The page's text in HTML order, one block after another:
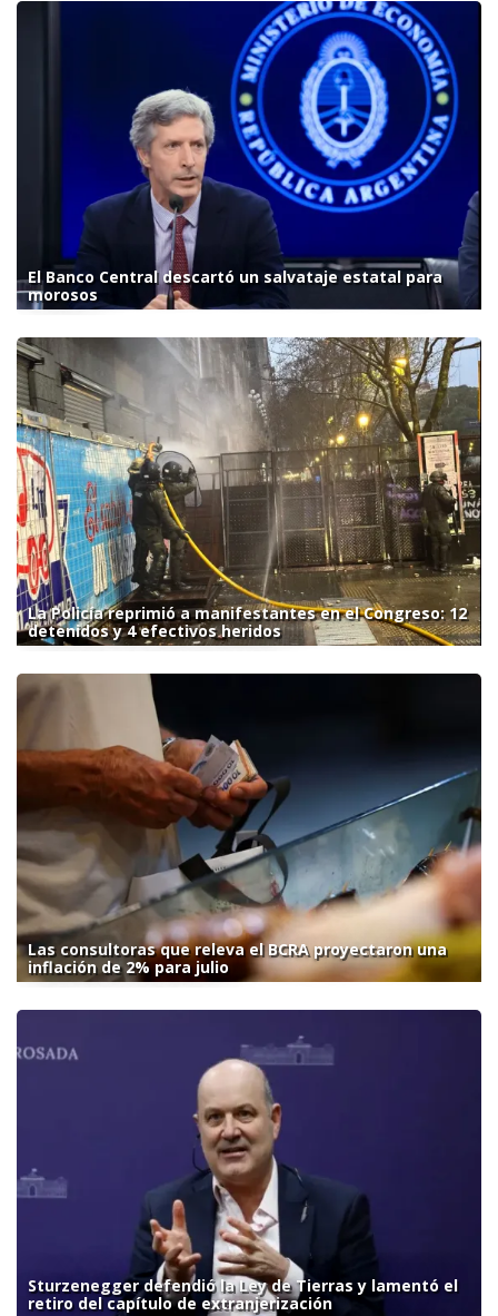
El Banco Central descartó un salvataje estatal para
morosos
La Policía reprimió a manifestantes en el Congreso: 12
detenidos y 4 efectivos heridos
Las consultoras que releva el BCRA proyectaron una
inflación de 2% para julio
Sturzenegger defendió la Ley de Tierras y lamentó el
retiro del capítulo de extranjerización